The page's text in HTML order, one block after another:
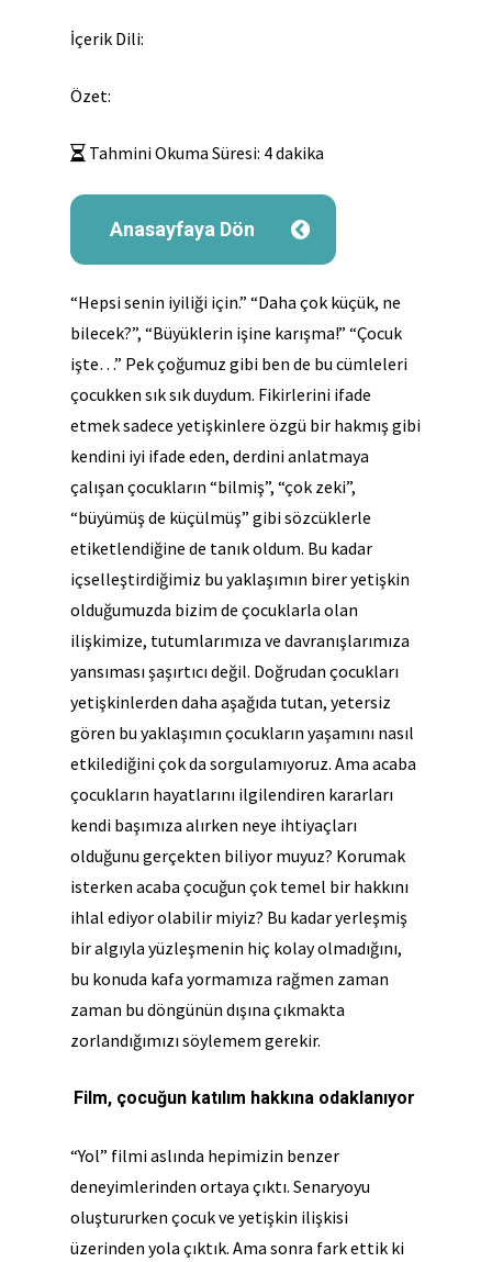
İçerik Dili:
Özet:
Tahmini Okuma Süresi: 4dakika
Anasayfaya Dön
“Hepsi senin iyiliği için.” “Daha çok küçük, ne
bilecek?”, “Büyüklerin işine karışma!” “Çocuk
işte…” Pek çoğumuz gibi ben de bu cümleleri
çocukken sık sık duydum. Fikirlerini ifade
etmek sadece yetişkinlere özgü bir hakmış gibi
kendini iyi ifade eden, derdini anlatmaya
çalışan çocukların “bilmiş”, “çok zeki”,
“büyümüş de küçülmüş” gibi sözcüklerle
etiketlendiğine de tanık oldum. Bu kadar
içselleştirdiğimiz bu yaklaşımın birer yetişkin
olduğumuzda bizim de çocuklarla olan
ilişkimize, tutumlarımıza ve davranışlarımıza
yansıması şaşırtıcı değil. Doğrudan çocukları
yetişkinlerden daha aşağıda tutan, yetersiz
gören bu yaklaşımın çocukların yaşamını nasıl
etkilediğini çok da sorgulamıyoruz. Ama acaba
çocukların hayatlarını ilgilendiren kararları
kendi başımıza alırken neye ihtiyaçları
olduğunu gerçekten biliyor muyuz? Korumak
isterken acaba çocuğun çok temel bir hakkını
ihlal ediyor olabilir miyiz? Bu kadar yerleşmiş
bir algıyla yüzleşmenin hiç kolay olmadığını,
bu konuda kafa yormamıza rağmen zaman
zaman bu döngünün dışına çıkmakta
zorlandığımızı söylemem gerekir.
Film, çocuğun katılım hakkına odaklanıyor
“Yol” filmi aslında hepimizin benzer
deneyimlerinden ortaya çıktı. Senaryoyu
oluştururken çocuk ve yetişkin ilişkisi
üzerinden yola çıktık. Ama sonra fark ettik ki